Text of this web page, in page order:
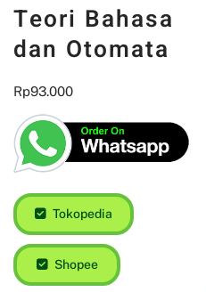
Teori Bahasa
dan Otomata
Rp93.000
Tokopedia
Shopee